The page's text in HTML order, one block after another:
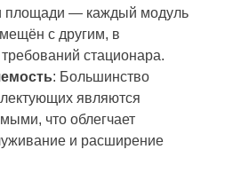
площади — каждый модуль
с другим, в
стационара.
: Большинство
являются
что облегчает
и расширение